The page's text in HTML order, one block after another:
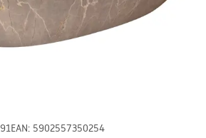
EAN: 5902557350254